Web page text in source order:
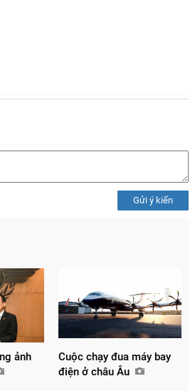
Gửi ý kiến
ảnh
Cuộc chạy đua máy bay
điện ở châu Âu